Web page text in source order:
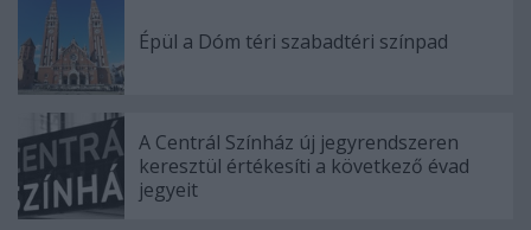
Épül a Dóm téri szabadtéri színpad
A Centrál Színház új jegyrendszeren
keresztül értékesíti a következő évad
jegyeit